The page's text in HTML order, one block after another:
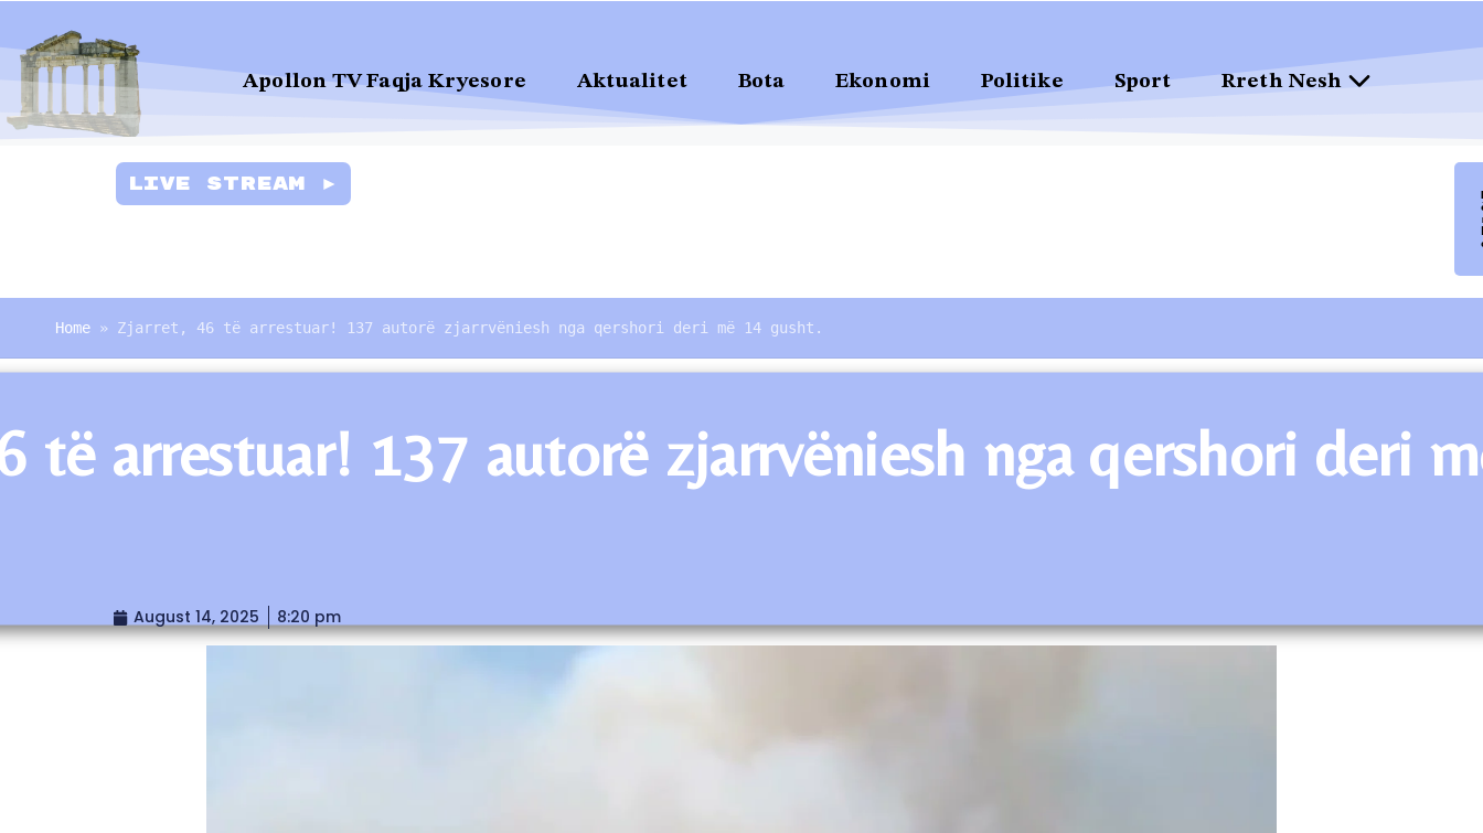
Apollon TV Faqja Kryesore Aktualitet Bota Ekonomi Politike Sport Rreth Nesh
Live Stream ►
Home » Zjarret, 46 të arrestuar! 137 autorë zjarrvëniesh nga qershori deri më 14 gusht.
të arrestuar! 137 autorë zjarrvëniesh nga qershori deri
August 14, 2025 8:20 pm